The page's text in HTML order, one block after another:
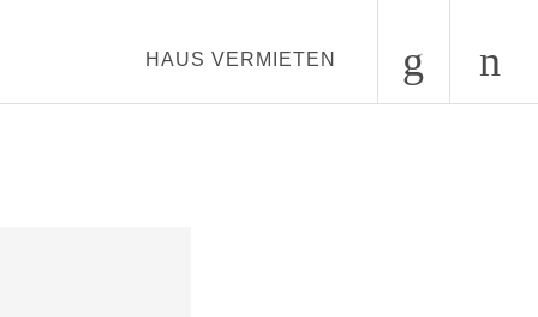
HAUS VERMIETEN 0